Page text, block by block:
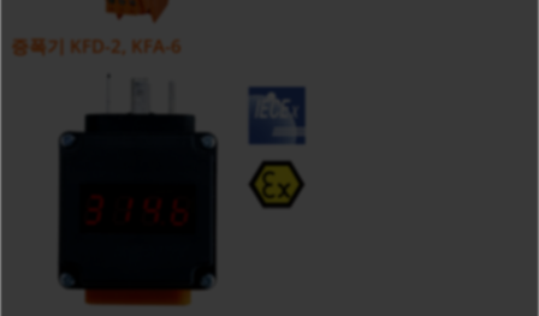
증폭기 KFD-2, KFA-6